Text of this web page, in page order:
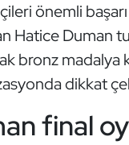
önemli
Hatice Duman
bronz madalya
dikkat
final